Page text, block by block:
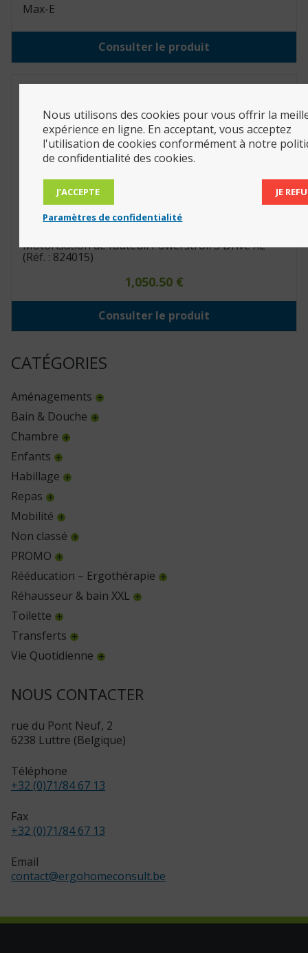
CATÉGORIES
Aménagements
Bain & Douche
Chambre
Enfants
Habillage
Repas
Mobilité
Non classé
PROMO
Rééducation – Ergothérapie
Réhausseur & bain XXL
Toilette
Transferts
Vie Quotidienne
NOUS CONTACTER
rue du Pont Neuf, 2
6238 Luttre (Belgique)
Téléphone
+32 (0)71/84 67 13
Fax
+32 (0)71/84 67 13
Email
contact@ergohomeconsult.be
Max-E
Consulter le produit
Motorisation de fauteuil Powerstroll S Drive XL
(Réf. : 824015)
1,050.50 €
Consulter le produit
Nous utilisons des cookies pour vous offrir la
expérience en ligne. En acceptant, vous acceptez
l'utilisation de cookies conformément à notre
de confidentialité des cookies.
J’ACCEPTE JE
Paramètres de confidentialité